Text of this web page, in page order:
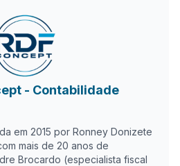
- Contabilidade
em 2015 por Ronney Donizete
mais de 20 anos de
Brocardo (especialista fiscal